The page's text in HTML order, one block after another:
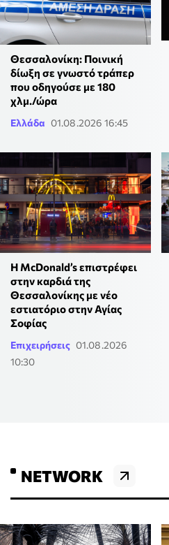
Θεσσαλονίκη: Ποινική
δίωξη σε γνωστό τράπερ
που οδηγούσε με 180
χλμ./ώρα
Ελλάδα 01.08.2026 16:45
Η McDonald’s επιστρέφει
στην καρδιά της
Θεσσαλονίκης με νέο
εστιατόριο στην Αγίας
Σοφίας
Επιχειρήσεις 01.08.2026
10:30
NETWORK